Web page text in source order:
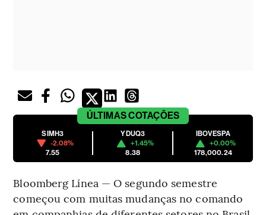
ÚLTIMASCOTAÇÕES
SIMH3
-2.08%
7.55
YDUQ3
+1.45%
8.38
IBOVESPA
+0.00%
178,000.24
Bloomberg Línea — O segundo semestre
começou com muitas mudanças no comando